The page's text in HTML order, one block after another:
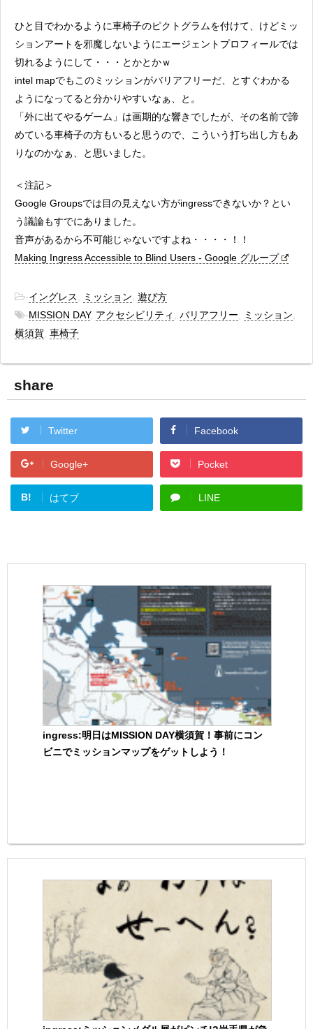
ひと目でわかるように車椅子のピクトグラムを付けて、けどミッ
ションアートを邪魔しないようにエージェントプロフィールでは
切れるようにして・・・とかとかｗ
intel mapでもこのミッションがバリアフリーだ、とすぐわかる
ようになってると分かりやすいなぁ、と。
「外に出てやるゲーム」は画期的な響きでしたが、その名前で諦
めている車椅子の方もいると思うので、こういう打ち出し方もあ
りなのかなぁ、と思いました。
＜注記＞
Google Groupsでは目の見えない方がingressできないか？とい
う議論もすでにありました。
音声があるから不可能じゃないですよね・・・・！！
Making Ingress Accessible to Blind Users - Google グループ
-イングレス ミッション 遊び方
-MISSION DAY, アクセシビリティ バリアフリー ミッション
横須賀 車椅子
share
Twitter Facebook
Google+ Pocket
B! はてブ LINE
ingress:明日はMISSION DAY横須賀！事前にコン
ビニでミッションマップをゲットしよう！